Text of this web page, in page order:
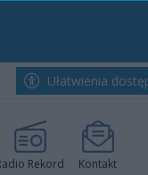
Ułatwienia
Rekord Kontakt